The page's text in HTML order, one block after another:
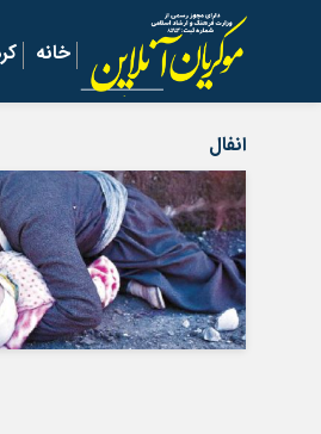
خانه
انفال